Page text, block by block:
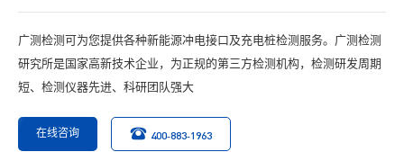
广测检测可为您提供各种新能源冲电接口及充电桩检测服务。广测检测
研究所是国家高新技术企业，为正规的第三方检测机构，检测研发周期
短、检测仪器先进、科研团队强大
在线咨询 400-883-1963